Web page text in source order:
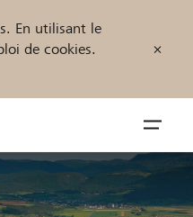
En utilisant le
de cookies.
öffnen